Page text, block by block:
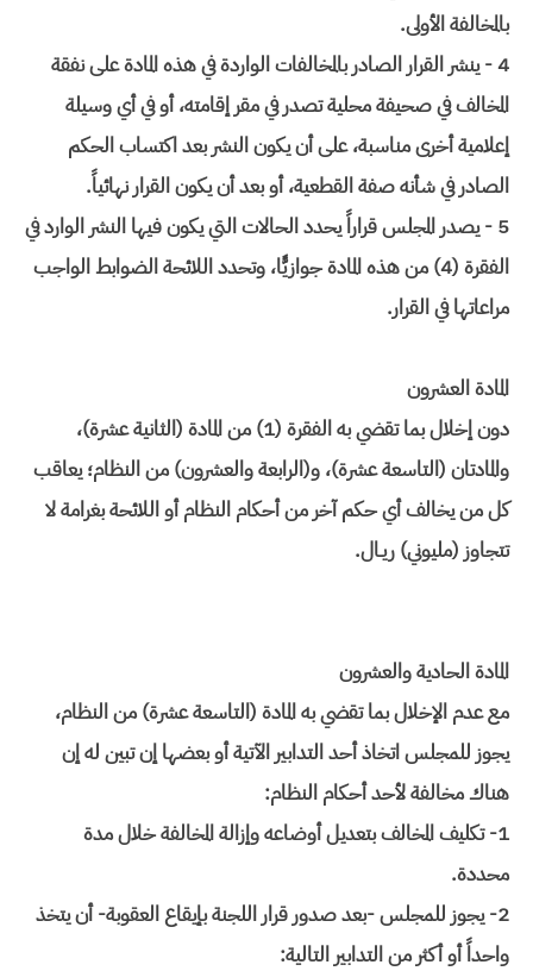
بالمخالفة الأولى.
4 - ينشر القرار الصادر بالمخالفات الواردة في هذه المادة على نفقة
المخالف في صحيفة محلية تصدر في مقر إقامته، أو في أي وسيلة
إعلامية أخرى مناسبة، على أن يكون النشر بعد اكتساب الحكم
الصادر في شأنه صفة القطعية، أو بعد أن يكون القرار نهائياً.
5 - يصدر المجلس قراراً يحدد الحالات التي يكون فيها النشر الوارد في
الفقرة (4) من هذه المادة جوازيًّا، وتحدد اللائحة الضوابط الواجب
مراعاتها في القرار.
المادة العشرون
دون إخلال بما تقضي به الفقرة (1) من المادة (الثانية عشرة)،
والمادتان (التاسعة عشرة)، و(الرابعة والعشرون) من النظام؛ يعاقب
كل من يخالف أي حكم آخر من أحكام النظام أو اللائحة بغرامة لا
تتجاوز (مليوني) ريـال.
المادة الحادية والعشرون
مع عدم الإخلال بما تقضي به المادة (التاسعة عشرة) من النظام،
يجوز للمجلس اتخاذ أحد التدابير الآتية أو بعضها إن تبين له إن
هناك مخالفة لأحد أحكام النظام:
1- تكليف المخالف بتعديل أوضاعه وإزالة المخالفة خلال مدة
محددة.
2- يجوز للمجلس -بعد صدور قرار اللجنة بإيقاع العقوبة- أن يتخذ
واحداً أو أكثر من التدابير التالية: